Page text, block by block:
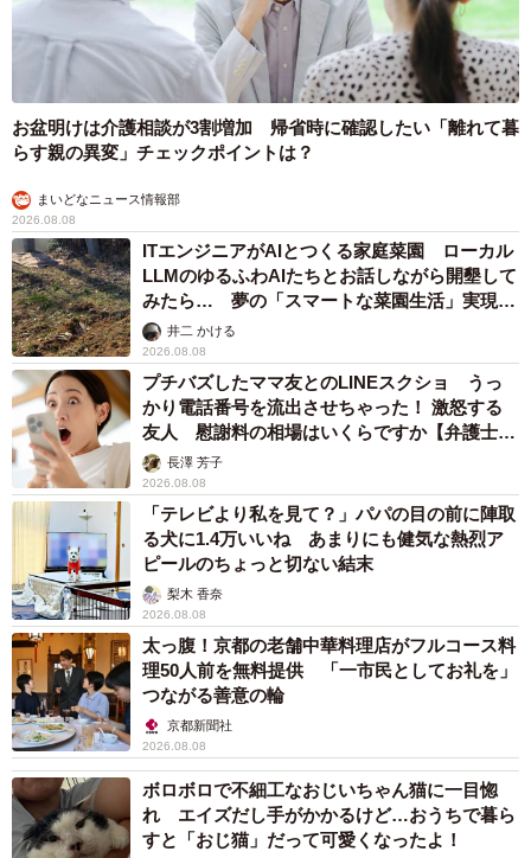
酔って転んでアザだらけ ネイルも折れて超悲
惨 ケガが絶えない夜のお仕事 「病院代」と
数万円を渡す神客も！【現役キャストに取材】
たかなし 亜妖
乃木坂46賀喜遥香 5年ぶり週チャン表紙 巻頭グラビアでは
激レアなメガネルームウエア姿
まいどなニュースエンタメ部
2026.08.07
3児の母 43歳女優の肩見せコーデでファンざ
わざわ 「色っぽすぎて思わず二度見」「むっ
かしからずっと可愛い」
まいどなトピック
2026.08.07
あのちゃん、雨の日のショーパン姿に「雨が似
合う」「脚めっちゃきれい！」「水も滴る良い
アーティスト」 幻想的な近影が話題
まいどなメディア
2026.08.07
【漫画】周囲の目を気にせず遊べる！洗濯物も
干せる！最近人気の戸建ての「中庭」 ところ